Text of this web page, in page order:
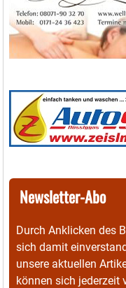
Newsletter-Abo
Durch Anklicken des
sich damit
unsere aktuellen
können sich jederzeit